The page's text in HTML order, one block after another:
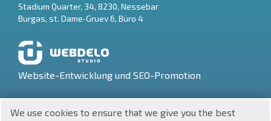
$
₴
Stadium Quarter, 34, 8230, Nessebar
Burgas, st. Dame‑Gruev 6, Büro 4
Website-Entwicklung und SEO-Promotion
We use cookies to ensure that we give you the best